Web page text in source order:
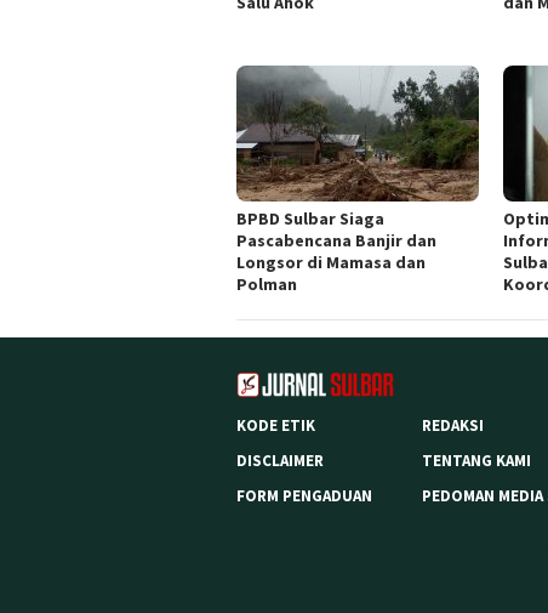
BPBD Sulbar Siaga
Pascabencana Banjir dan
Longsor di Mamasa dan
Polman
KODE ETIK REDAKSI
DISCLAIMER
TENTANG KAMI
FORM PENGADUAN
PEDOMAN MEDIA